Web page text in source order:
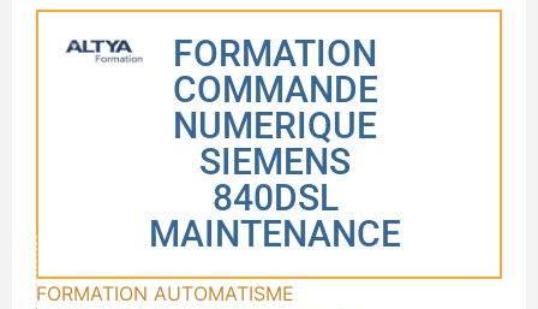
FORMATION
COMMANDE
NUMERIQUE
SIEMENS
840DSL
MAINTENANCE
FORMATION AUTOMATISME